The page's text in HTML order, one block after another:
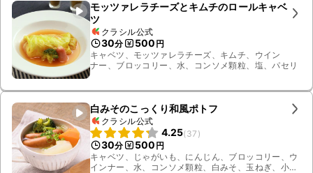
モッツァレラチーズとキムチのロールキャベ
ツ
クラシル公式
30分 500 円
キャベツ、モッツァレラチーズ、キムチ、ウイン
ナー、ブロッコリー、水、コンソメ顆粒、塩、パセリ
白みそのこっくり和風ポトフ
クラシル公式
4.25(37 )
30分 500 円
キャベツ、じゃがいも、にんじん、ブロッコリー、ウ
インナー、水、コンソメ顆粒、白みそ、玉ねぎ、小ね